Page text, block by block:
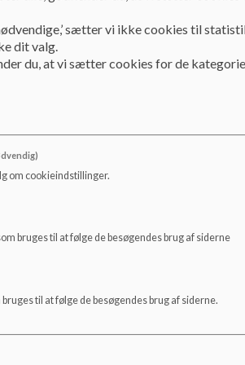
Maiken Schrøder Jakobsen
34 83
varetager tale-høre-
kan få tale-høreundervisning, skal barnet
skrives på et særligt skema, der
og/eller skolen, underskrives og
til en førstegangsundersøgelse.
afdækkes tale-/høre-
udarbejder tale-høre-læreren et
uddybende undersøgelser, kan
foregår fortrinsvis i
eller i små grupper. Både hjemmet,
og støtte. Sker der ændringer eller
sætter vi ikke cookies til
dit valg.
du, at vi sætter cookies for de
om cookieindstillinger.
bruges til at følge de besøgendes brug af siderne
til at følge de besøgendes brug af siderne.